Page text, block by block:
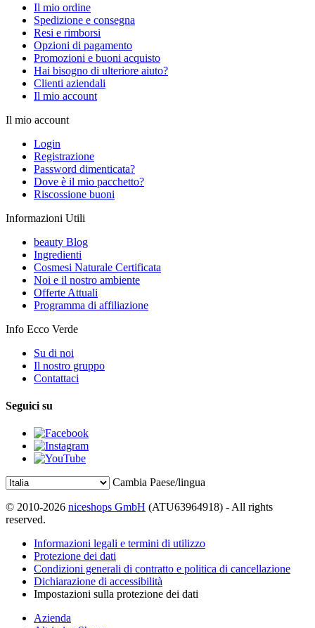
Il mio ordine
Spedizione e consegna
Resi e rimborsi
Opzioni di pagamento
Promozioni e buoni acquisto
Hai bisogno di ulteriore aiuto?
Clienti aziendali
Il mio account
Il mio account
Login
Registrazione
Password dimenticata?
Dove è il mio pacchetto?
Riscossione buoni
Informazioni Utili
beauty Blog
Ingredienti
Cosmesi Naturale Certificata
Noi e il nostro ambiente
Offerte Attuali
Programma di affiliazione
Info Ecco Verde
Su di noi
Il nostro gruppo
Contattaci
Seguici su
Cambia Paese/lingua
© 2010-2026 niceshops GmbH (ATU63964918) - All rights
reserved.
Informazioni legali e termini di utilizzo
Protezione dei dati
Condizioni generali di contratto e politica di cancellazione
Dichiarazione di accessibilità
Impostazioni sulla protezione dei dati
Azienda